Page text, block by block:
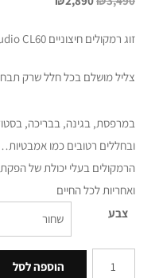
זוג רמקולים חיצוניים Monitor Audio CL60 מוניטור אודיו
צליל מושלם בכל חלל שרק
במרפסת, בגינה, בבריכה,
ובחללים רטובים כמו
הרמקולים בעלי יכולת של
ואחריות לכל החיים
צבע
הוספה לסל